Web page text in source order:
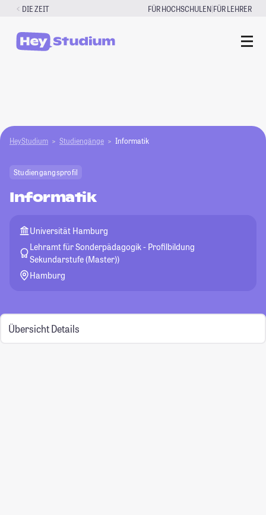
Zum
springen
DIE ZEIT FÜR HOCHSCHULEN|FÜR LEHRER
HeyStudium Studiengänge Informatik
Studiengangsprofil
Informatik
Universität Hamburg
Lehramt für Sonderpädagogik - Profilbildung
Sekundarstufe (Master))
Hamburg
Übersicht Details